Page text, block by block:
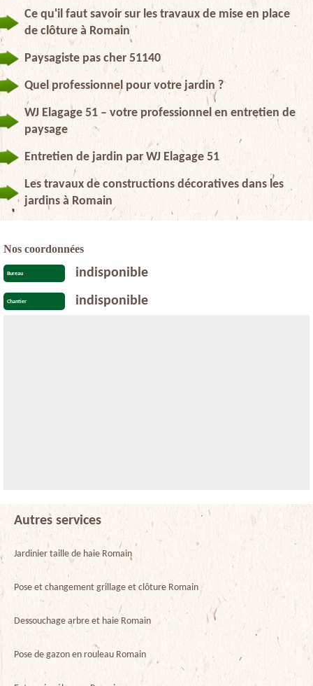
Ce qu'il faut savoir sur les travaux de mise en place
de clôture à Romain
Paysagiste pas cher 51140
Quel professionnel pour votre jardin ?
WJ Elagage 51 – votre professionnel en entretien de
paysage
Entretien de jardin par WJ Elagage 51
Les travaux de constructions décoratives dans les
jardins à Romain
Nos coordonnées
Bureau indisponible
Chantier indisponible
Autres services
Jardinier taille de haie Romain
Pose et changement grillage et clôture Romain
Dessouchage arbre et haie Romain
Pose de gazon en rouleau Romain